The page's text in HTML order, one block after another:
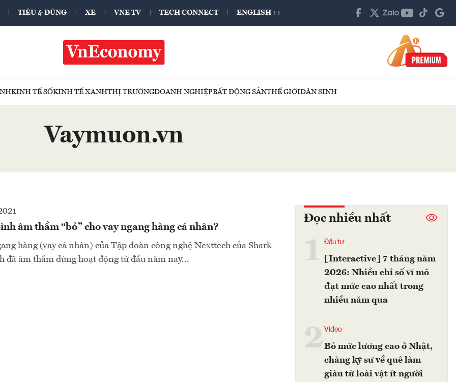
TIÊU & DÙNG XE VNE TV TECH CONNECT ENGLISH ++
KINH TẾ SỐKINH TẾ XANHTHỊ TRƯỜNGDOANH NGHIỆPBẤT ĐỘNG SẢNTHẾ GIỚIDÂN SINH
Vaymuon.vn
âm thầm “bỏ” cho vay ngang hàng cá nhân?
hàng (vay cá nhân) của Tập đoàn công nghệ Nexttech của Shark
đã âm thầm dừng hoạt động từ đầu năm nay...
Đọc nhiều nhất
Đầu tư
[Interactive] 7 tháng năm
2026: Nhiều chỉ số vĩ mô
đạt mức cao nhất trong
nhiều năm qua
2Video
Bỏ mức lương cao ở Nhật,
chàng kỹ sư về quê làm
giàu từ loài vật ít người